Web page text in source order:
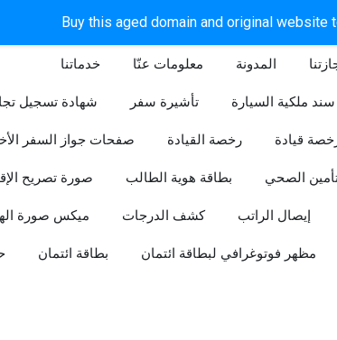
Buy this aged domain and original
خدماتنا معلومات عنّا المدونة
شهادة تسجيل تأشيرة سفر سند ملكية السيارة
صفحات جواز السفر رخصة القيادة قيادة
صورة تصريح بطاقة هوية الطالب الصحي
ميكس صورة كشف الدرجات إيصال الراتب
بطاقة ائتمان مظهر فوتوغرافي لبطاقة ائتمان